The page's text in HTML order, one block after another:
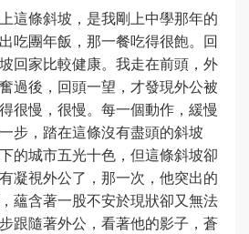
這條斜坡，是我剛上中學那年的
吃團年飯，那一餐吃得很飽。回
回家比較健康。我走在前頭，外
過後，回頭一望，才發現外公被
很慢，很慢。每一個動作，緩慢
步，踏在這條沒有盡頭的斜坡
的城市五光十色，但這條斜坡卻
凝視外公了，那一次，他突出的
蘊含著一股不安於現狀卻又無法
跟隨著外公，看著他的影子，蒼